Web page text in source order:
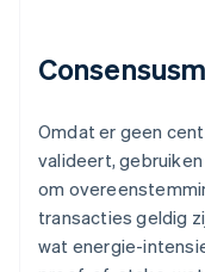
Omdat er geen
valideert,
om
transacties geldig
wat energie-